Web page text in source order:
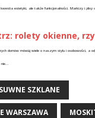
kwestia estetyki, ale także funkcjonalności. Markizy i plisy
rolety okienne,
domów mówią wiele o naszym stylu i osobowości, a
SZKLANE
WARSZAWA